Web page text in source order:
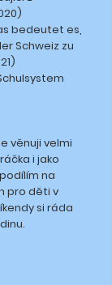
bedeutet es,
Schweiz zu
věnuji velmi
i jako
na
pro děti v
si ráda